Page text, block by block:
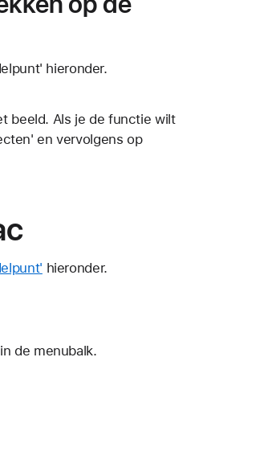
hieronder.
beeld. Als je de functie wilt
en vervolgens op
hieronder.
de menubalk.